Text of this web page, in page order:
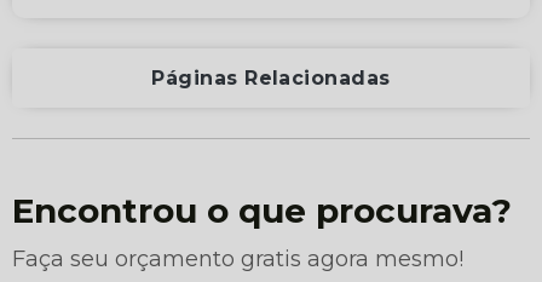
Páginas Relacionadas
Encontrou o que procurava?
Faça seu orçamento gratis agora mesmo!